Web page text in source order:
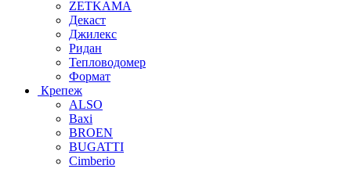
ZETKAMA
Декаст
Джилекс
Ридан
Тепловодомер
Формат
Крепеж
ALSO
Baxi
BROEN
BUGATTI
Cimberio